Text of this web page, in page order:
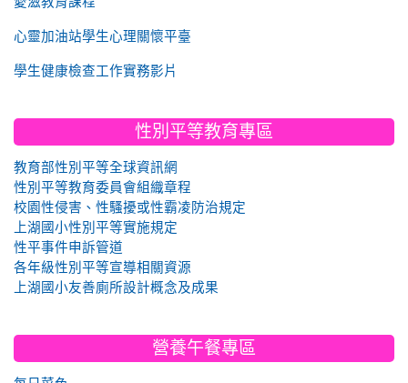
心靈加油站學生心理關懷平臺
學生健康檢查工作實務影片
性別平等教育專區
教育部性別平等全球資訊網
性別平等教育委員會組織章程
校園性侵害、性騷擾或性霸凌防治規定
上湖國小性別平等實施規定
性平事件申訴管道
各年級性別平等宣導相關資源
上湖國小友善廁所設計概念及成果
營養午餐專區